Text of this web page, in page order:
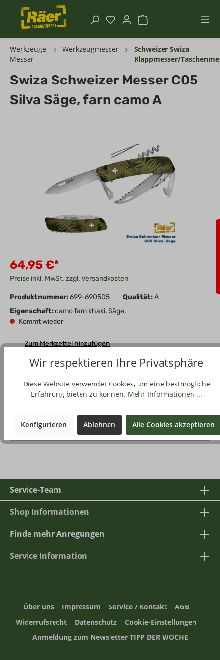
Werkzeuge,
Messer
Werkzeugmesser
Schweizer Swiza
Klappmesser/
Swiza Schweizer Messer C05
Silva Säge, farn camo A
64,95 €*
Preise inkl. MwSt. zzgl. Versandkosten
Produktnummer:699-690505 Qualität:A
Eigenschaft:camo farn khaki, Säge,
Kommt wieder
Zum Merkzettel hinzufügen
Beschreibung
Khaki besitzt eine robuste Säge aus Inox-Stahl, die
korrosionsb…
Service-Team
Shop Informationen
Finde mehr Anregungen
Service Information
Über uns Impressum Service / Kontakt
AGB
Widerrufsrecht
Datenschutz
Cookie-Einstellungen
Anmeldung zum Newsletter TIPP DER WOCHE
Wir respektieren Ihre Privatsphäre
Diese Website verwendet Cookies, um eine bestmögliche
Erfahrung bieten zu können. Mehr Informationen ...
Konfigurieren Ablehnen Alle Cookies akzeptieren